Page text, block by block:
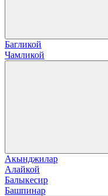
Багликой
Чамликой
Акынджилар
Алайкой
Балыкесир
Башпинар